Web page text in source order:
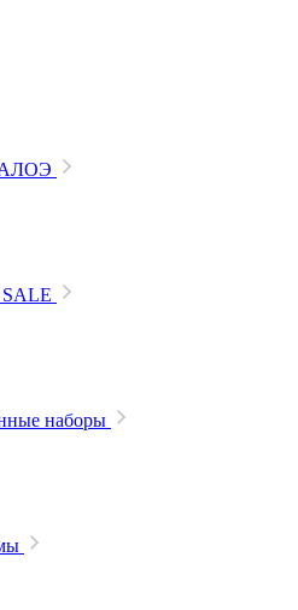
АЛОЭ
наборы